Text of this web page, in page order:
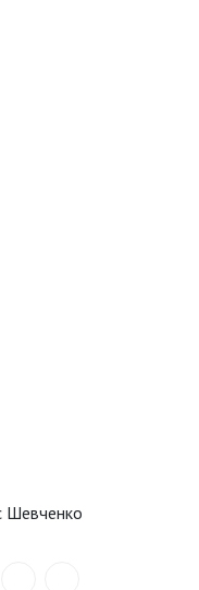
Шевченко